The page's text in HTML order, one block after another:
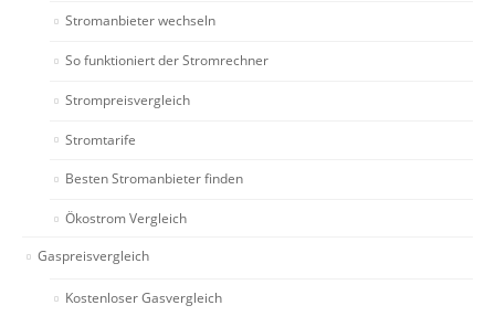
Stromanbieter wechseln
So funktioniert der Stromrechner
Strompreisvergleich
Stromtarife
Besten Stromanbieter finden
Ökostrom Vergleich
Gaspreisvergleich
Kostenloser Gasvergleich